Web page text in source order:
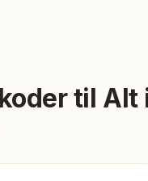
til Alt